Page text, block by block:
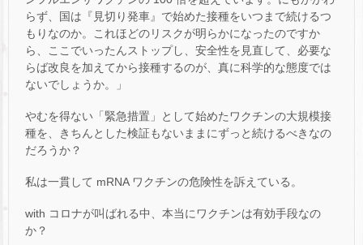
らず、国は『見切り発車』で始めた接種をいつまで続けるつ
もりなのか。これほどのリスクが明らかになったのですか
ら、ここでいったんストップし、安全性を見直して、必要な
らば改良を加えてから接種するのが、真に科学的な態度では
ないでしょうか。」
やむを得ない「緊急措置」として始めたワクチンの大規模接
種を、きちんとした検証もないままにずっと続けるべきなの
だろうか？
私は一貫して mRNA ワクチンの危険性を訴えている。
with コロナが叫ばれる中、本当にワクチンは有効手段なの
か？